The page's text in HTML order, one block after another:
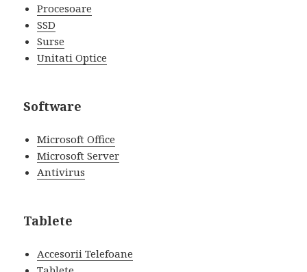
Procesoare
SSD
Surse
Unitati Optice
Software
Microsoft Office
Microsoft Server
Antivirus
Tablete
Accesorii Telefoane